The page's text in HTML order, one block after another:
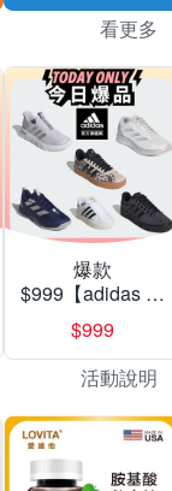
看更多
爆款
$999【adidas 愛
迪達】男/女 精選
運動鞋休閒鞋 任
選均一價
$999
活動說明